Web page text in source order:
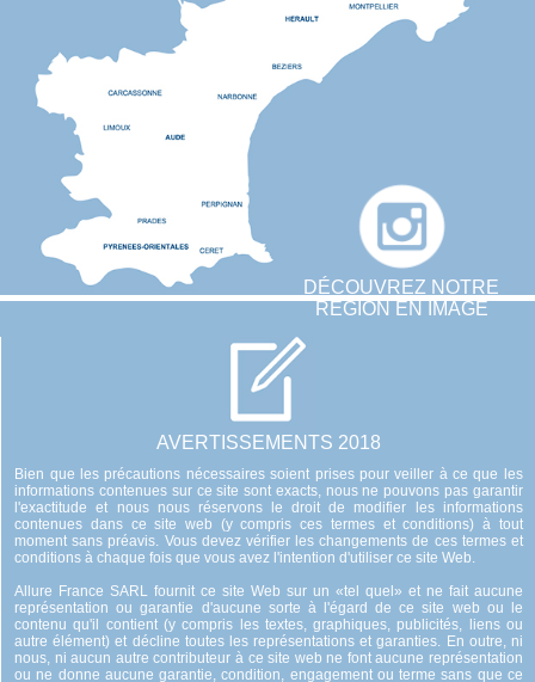
DÉCOUVREZ NOTRE
RÉGION EN IMAGE
AVERTISSEMENTS 2018
Bien que les précautions nécessaires soient prises pour veiller à ce que les
informations contenues sur ce site sont exacts, nous ne pouvons pas garantir
l'exactitude et nous nous réservons le droit de modifier les informations
contenues dans ce site web (y compris ces termes et conditions) à tout
moment sans préavis. Vous devez vérifier les changements de ces termes et
conditions à chaque fois que vous avez l'intention d'utiliser ce site Web.
Allure France SARL fournit ce site Web sur un «tel quel» et ne fait aucune
représentation ou garantie d'aucune sorte à l'égard de ce site web ou le
contenu qu'il contient (y compris les textes, graphiques, publicités, liens ou
autre élément) et décline toutes les représentations et garanties. En outre, ni
nous, ni aucun autre contributeur à ce site web ne font aucune représentation
ou ne donne aucune garantie, condition, engagement ou terme sans que ce